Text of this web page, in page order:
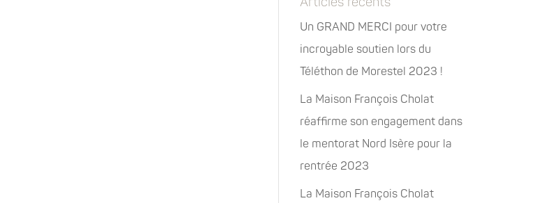
Un GRAND MERCI pour votre
incroyable soutien lors du
Téléthon de Morestel 2023 !
La Maison François Cholat
réaffirme son engagement dans
le mentorat Nord Isère pour la
rentrée 2023
La Maison François Cholat